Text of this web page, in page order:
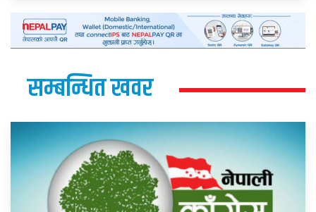
सम्बन्धित खवर